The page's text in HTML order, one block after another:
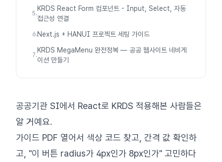
5.
KRDS React Form 컴포넌트 - Input, Select, 자동
접근성 연결
6.Next.js + HANUI 프로젝트 세팅 가이드
7.
KRDS MegaMenu 완전정복 — 공공 웹사이트 네비게
이션 만들기
공공기관 SI에서 React로 KRDS 적용해본 사람들은
알 거예요.
가이드 PDF 열어서 색상 코드 찾고, 간격 값 확인하
고, "이 버튼 radius가 4px인가 8px인가" 고민하다